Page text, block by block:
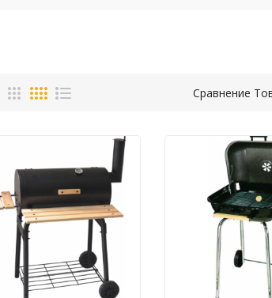
Сравнение